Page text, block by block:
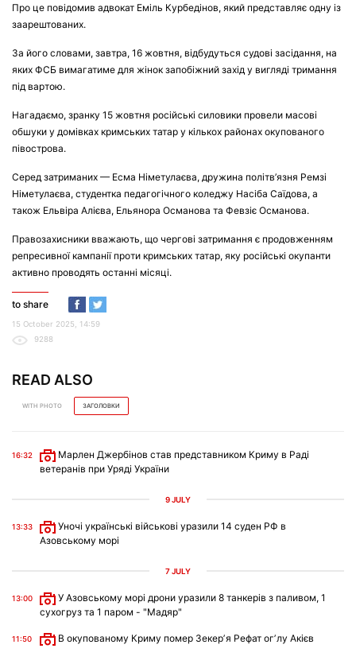
Про це повідомив адвокат Еміль Курбедінов, який представляє одну із
заарештованих.
За його словами, завтра, 16 жовтня, відбудуться судові засідання, на
яких ФСБ вимагатиме для жінок запобіжний захід у вигляді тримання
під вартою.
Нагадаємо, зранку 15 жовтня російські силовики провели масові
обшуки у домівках кримських татар у кількох районах окупованого
півострова.
Серед затриманих — Есма Німетулаєва, дружина політв’язня Ремзі
Німетулаєва, студентка педагогічного коледжу Насіба Саїдова, а
також Ельвіра Алієва, Ельянора Османова та Февзіє Османова.
Правозахисники вважають, що чергові затримання є продовженням
репресивної кампанії проти кримських татар, яку російські окупанти
активно проводять останні місяці.
to share
15 October 2025, 14:59
9288
READ ALSO
WITH PHOTO ЗАГОЛОВКИ
16:32
Марлен Джербінов став представником Криму в Раді
ветеранів при Уряді України
9 JULY
13:33
Уночі українські військові уразили 14 суден РФ в
Азовському морі
7 JULY
13:00
У Азовському морі дрони уразили 8 танкерів з паливом, 1
сухогруз та 1 паром - "Мадяр"
11:50 В окупованому Криму помер Зекерʼя Рефат огʼлу Акієв